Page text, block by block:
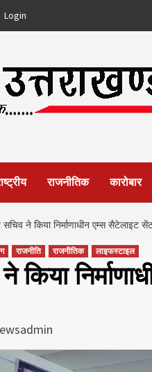
Login
राजनीतिक कारोबार
ने किया निर्माणाधीन एम्स सैटेलाइट
राजनीति राजनीतिक लाइफस्टाइल
किया